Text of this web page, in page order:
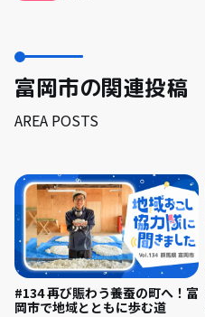
富岡市の関連投稿
AREA POSTS
#134 再び賑わう養蚕の町へ！富
岡市で地域とともに歩む道